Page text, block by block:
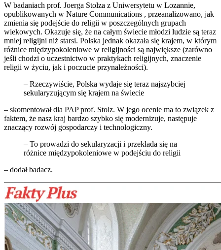
W badaniach prof. Joerga Stolza z Uniwersytetu w Lozannie,
opublikowanych w Nature Communications , przeanalizowano, jak
zmienia się podejście do religii w poszczególnych grupach
wiekowych. Okazuje się, że na całym świecie młodzi ludzie są teraz
mniej religijni niż starsi. Polska jednak okazała się krajem, w którym
różnice międzypokoleniowe w religijności są największe (zarówno
jeśli chodzi o uczestnictwo w praktykach religijnych, znaczenie
religii w życiu, jak i poczucie przynależności).
– Rzeczywiście, Polska wydaje się teraz najszybciej
sekularyzującym się krajem na świecie
– skomentował dla PAP prof. Stolz. W jego ocenie ma to związek z
faktem, że nasz kraj bardzo szybko się modernizuje, następuje
znaczący rozwój gospodarczy i technologiczny.
– To prowadzi do sekularyzacji i przekłada się na
różnice międzypokoleniowe w podejściu do religii
– dodał badacz.